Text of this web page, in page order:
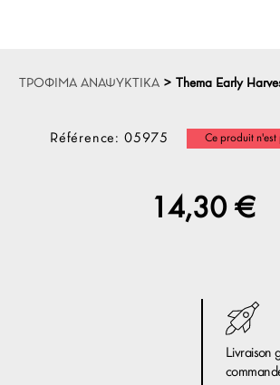
ΤΡΟΦΙΜΑ ΑΝΑΨΥΚΤΙΚΑ > Thema Early
Référence: 05975 Ce produit n'est
14,30 €
Livraison